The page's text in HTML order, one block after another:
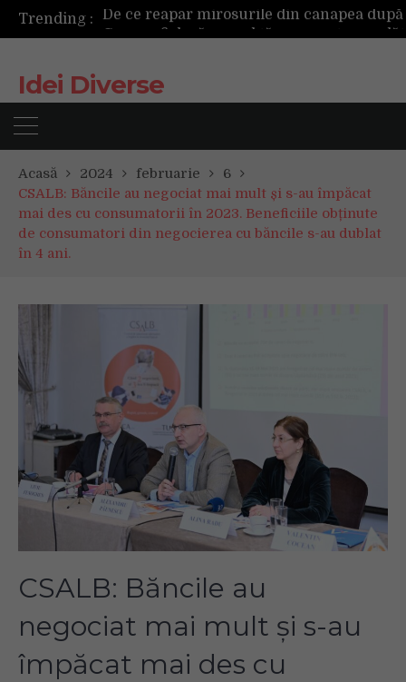
Trending :
Idei Diverse
Acasă 2024 februarie
6
CSALB: Băncile au negociat mai mult și s-au împăcat
mai des cu consumatorii în 2023. Beneficiile obținute
de consumatori din negocierea cu băncile s-au dublat
în 4 ani.
CSALB: Băncile au
negociat mai mult și s-au
împăcat mai des cu